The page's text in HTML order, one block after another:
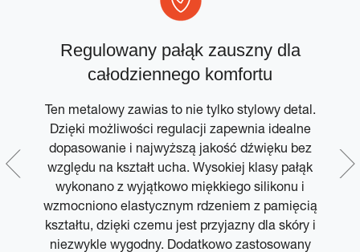
Regulowany pałąk zauszny dla
całodziennego komfortu
Ten metalowy zawias to nie tylko stylowy detal.
Dzięki możliwości regulacji zapewnia idealne
dopasowanie i najwyższą jakość dźwięku bez
względu na kształt ucha. Wysokiej klasy pałąk
wykonano z wyjątkowo miękkiego silikonu i
wzmocniono elastycznym rdzeniem z pamięcią
kształtu, dzięki czemu jest przyjazny dla skóry i
niezwykle wygodny. Dodatkowo zastosowany